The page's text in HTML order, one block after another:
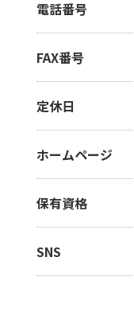
電話番号
FAX番号
定休日
ホームページ
保有資格
SNS